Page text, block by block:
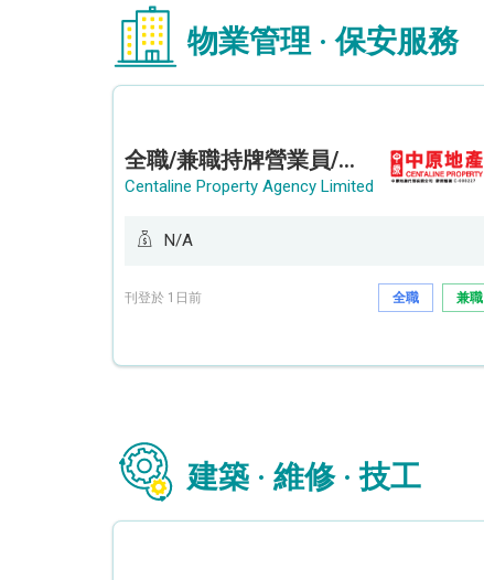
物業管理 · 保安服務
全職/兼職持牌營業員/持牌地產代理 (長沙灣/將軍澳/油塘)
Centaline Property Agency Limited
N/A
刊登於 1日前 全職 兼職
建築 · 維修 · 技工